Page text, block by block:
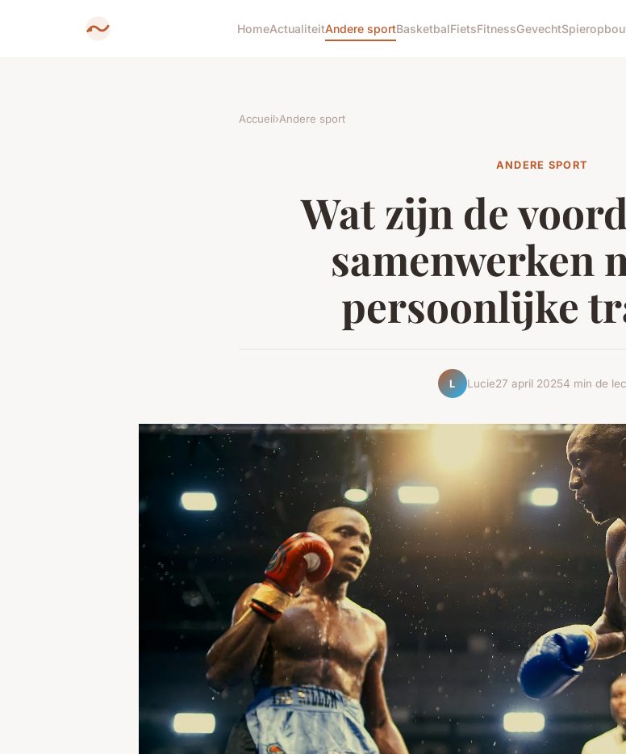
HomeActualiteitAndere sportBasketbalFietsFitnessGevecht
Accueil›Andere sport
ANDERE SPORT
Wat zijn de
samenwerken
persoonlijke
L Lucie27 april 20254 min de